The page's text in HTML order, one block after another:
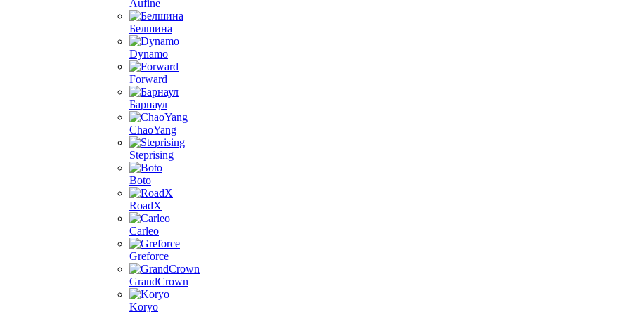
Aufine
Белшина
Dynamo
Forward
Барнаул
ChaoYang
Steprising
Boto
RoadX
Carleo
Greforce
GrandCrown
Koryo